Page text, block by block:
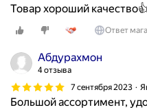
Товар хороший
Ответ
Абдурахмон
4 отзыва
7 сентября 2023
Большой ассортимент,